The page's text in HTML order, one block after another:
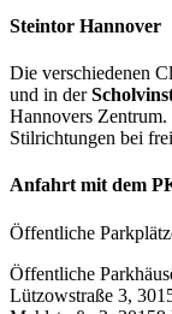
Steintor Hannover
Die verschiedenen
und in der
Hannovers
Stilrichtungen bei
Anfahrt mit dem
Öffentliche
Öffentliche
Lützowstraße 3,